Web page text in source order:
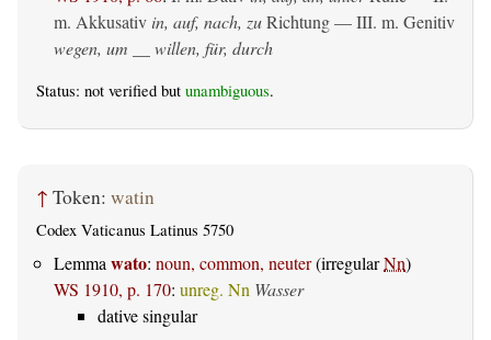
m. Akkusativ in, auf, nach, zuRichtung — III. m. Genitiv
wegen, um __ willen, für, durch
Status: not verified but unambiguous.
↑ Token: watin
Codex Vaticanus Latinus 5750
Lemma wato: noun, common, neuter(irregularNn)
WS 1910, p. 170: unreg. Nn Wasser
dative singular